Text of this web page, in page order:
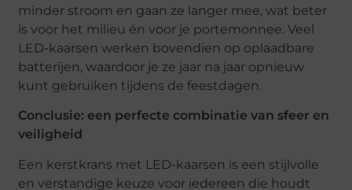
minder stroom en gaan ze langer mee, wat beter
is voor het milieu én voor je portemonnee. Veel
LED-kaarsen werken bovendien op oplaadbare
batterijen, waardoor je ze jaar na jaar opnieuw
kunt gebruiken tijdens de feestdagen.
Conclusie: een perfecte combinatie van sfeer en
veiligheid
Een kerstkrans met LED-kaarsen is een stijlvolle
en verstandige keuze voor iedereen die houdt